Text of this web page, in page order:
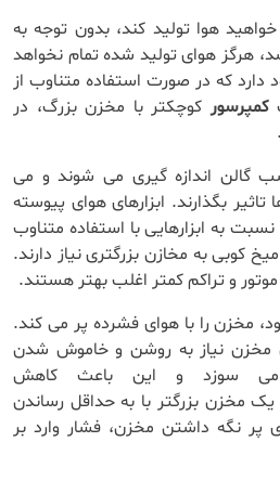
خواهید هوا تولید کند، بدون توجه به
هرگز هوای تولید شده تمام نخواهد
دارد که در صورت استفاده متناوب از
کمپرسور کوچکتر با مخزن بزرگ، در
گالن اندازه گیری می شوند و می
تاثیر بگذارند. ابزارهای هوای پیوسته
به ابزارهایی با استفاده متناوب
کوبی به مخازن بزرگتری نیاز دارند.
و تراکم کمتر اغلب بهتر هستند.
مخزن را با هوای فشرده پر می کند.
مخزن نیاز به روشن و خاموش شدن
می سوزد و این باعث کاهش
مخزن بزرگتر با به حداقل رساندن
پر نگه داشتن مخزن، فشار وارد بر